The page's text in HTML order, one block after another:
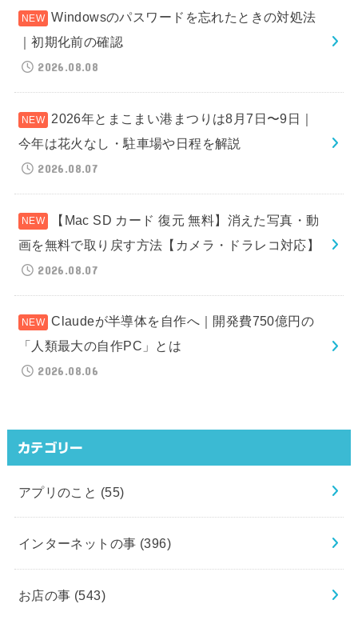
Windowsのパスワードを忘れたときの対処法
｜初期化前の確認
2026.08.08
2026年とまこまい港まつりは8月7日〜9日｜
今年は花火なし・駐車場や日程を解説
2026.08.07
【Mac SD カード 復元 無料】消えた写真・動
画を無料で取り戻す方法【カメラ・ドラレコ対応】
2026.08.07
Claudeが半導体を自作へ｜開発費750億円の
「人類最大の自作PC」とは
2026.08.06
カテゴリー
アプリのこと (55)
インターネットの事 (396)
お店の事 (543)